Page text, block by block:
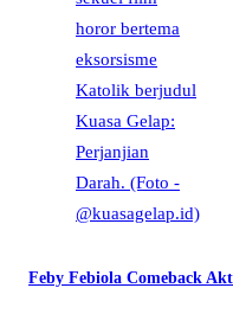
Feby Febiola Comeback